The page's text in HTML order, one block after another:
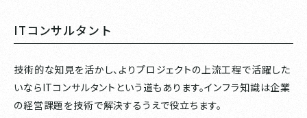
ITコンサルタント
技術的な知見を活かし、よりプロジェクトの上流工程で活躍した
いならITコンサルタントという道もあります。インフラ知識は企業
の経営課題を技術で解決するうえで役立ちます。